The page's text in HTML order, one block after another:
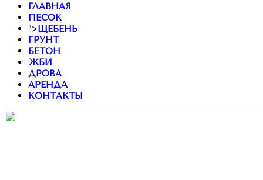
ГЛАВНАЯ
ПЕСОК
">ЩЕБЕНЬ
ГРУНТ
БЕТОН
ЖБИ
ДРОВА
АРЕНДА
КОНТАКТЫ